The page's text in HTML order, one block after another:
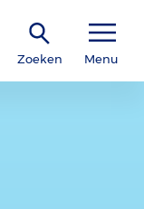
Zoeken Menu